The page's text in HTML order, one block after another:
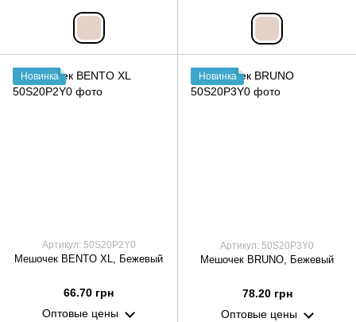
Новинка
Артикул: 50S20P2Y0
Мешочек BENTO XL, Бежевый
66.70 грн
Оптовые цены
Новинка
Артикул: 50S20P3Y0
Мешочек BRUNO, Бежевый
78.20 грн
Оптовые цены